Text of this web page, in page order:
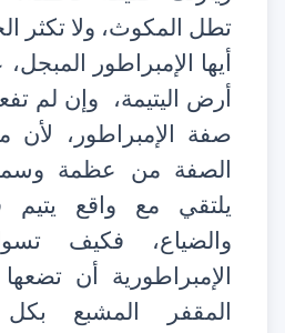
تطل المكوث، ولا تكثر
أيها الإمبراطور
أرض اليتيمة، وإن لم
صفة الإمبراطور، لأن
الصفة من عظمة
يلتقي مع واقع يتيم
والضياع، فكيف
الإمبراطورية أن
المقفر المشبع